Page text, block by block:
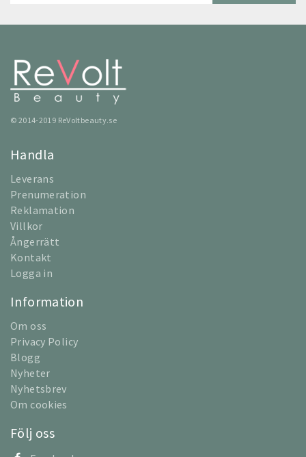
© 2014-2019 ReVoltbeauty.se
Handla
Leverans
Prenumeration
Reklamation
Villkor
Ångerrätt
Kontakt
Logga in
Information
Om oss
Privacy Policy
Blogg
Nyheter
Nyhetsbrev
Om cookies
Följ oss